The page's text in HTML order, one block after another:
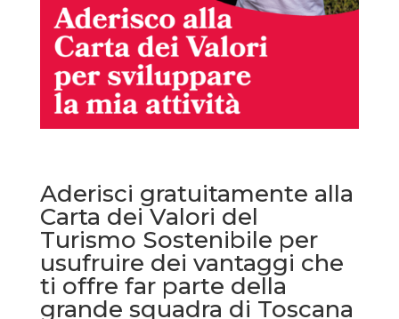
Aderisci gratuitamente alla
Carta dei Valori del
Turismo Sostenibile per
usufruire dei vantaggi che
ti offre far parte della
grande squadra di Toscana